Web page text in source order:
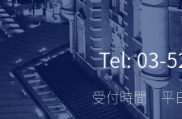
Tel: 03-
受付時間 平